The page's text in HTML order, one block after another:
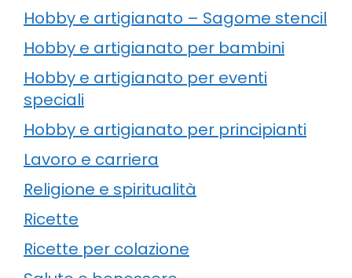
Hobby e artigianato – Sagome stencil
Hobby e artigianato per bambini
Hobby e artigianato per eventi
speciali
Hobby e artigianato per principianti
Lavoro e carriera
Religione e spiritualità
Ricette
Ricette per colazione